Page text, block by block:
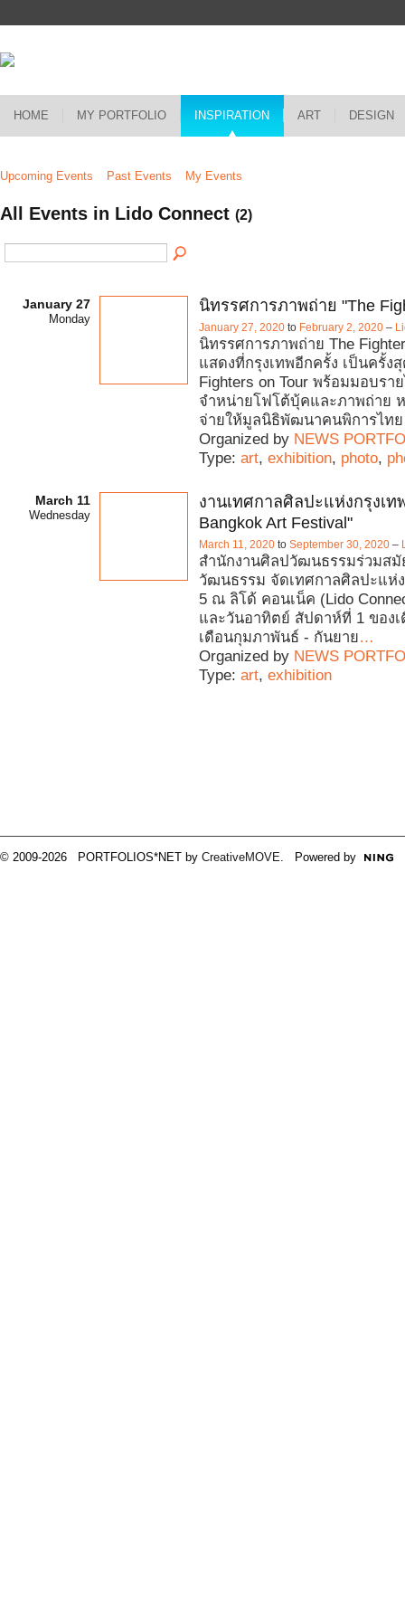
HOME MY PORTFOLIO INSPIRATION ART DESIGN
Upcoming Events Past Events My Events
All Events in Lido Connect (2)
January 27
Monday
นิทรรศการภาพถ่าย "The
January 27, 2020 to February 2, 2020 –
นิทรรศการภาพถ่าย The
แสดงที่กรุงเทพอีกครั้ง เป็นครั้ง
Fighters on Tour พร้อมมอบรา
จำหน่ายโฟโต้บุ้คและภาพถ่าย
จ่ายให้มูลนิธิพัฒนาคนพิการไท
Organized by NEWS
Type: art, exhibition, photo,
March 11
Wednesday
งานเทศกาลศิลปะแห่งกรุงเท
Bangkok Art Festival"
March 11, 2020 to September 30, 2020 –
สำนักงานศิลปวัฒนธรรมร่วมสมั
วัฒนธรรม จัดเทศกาลศิลปะแห่
5 ณ ลิโด้ คอนเน็ค (Lido
และวันอาทิตย์ สัปดาห์ที่ 1 ของ
เดือนกุมภาพันธ์ - กันยาย…
Organized by NEWS
Type: art, exhibition
© 2009-2026 PORTFOLIOS*NET by CreativeMOVE. Powered by